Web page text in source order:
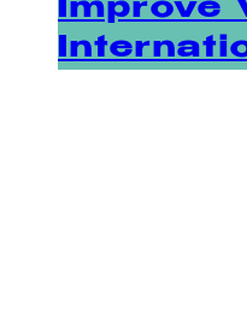
Improve